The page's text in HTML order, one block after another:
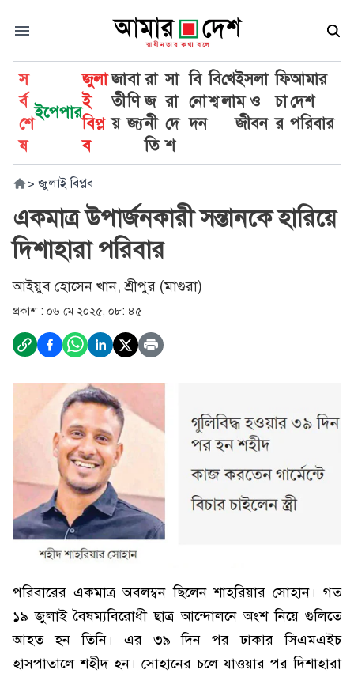
স
র্ব
শে
ষ
ইপেপার
জুলা
ই
বিপ্ল
ব
জা
তী
য়
বা
ণি
জ্য
রা
জ
নী
তি
সা
রা
দে
শ
বি
নো
দন
বি
শ্ব
খে
লা
ইসলা
ম ও
জীবন
ফি
চা
র
আমার
দেশ
পরিবার
> জুলাই বিপ্লব
একমাত্র উপার্জনকারী সন্তানকে হারিয়ে
দিশাহারা পরিবার
আইয়ুব হোসেন খান, শ্রীপুর (মাগুরা)
প্রকাশ : ০৬ মে ২০২৫, ০৮: ৪৫
পরিবারের একমাত্র অবলম্বন ছিলেন শাহরিয়ার সোহান। গত
১৯ জুলাই বৈষম্যবিরোধী ছাত্র আন্দোলনে অংশ নিয়ে গুলিতে
আহত হন তিনি। এর ৩৯ দিন পর ঢাকার সিএমএইচ
হাসপাতালে শহীদ হন। সোহানের চলে যাওয়ার পর দিশাহারা